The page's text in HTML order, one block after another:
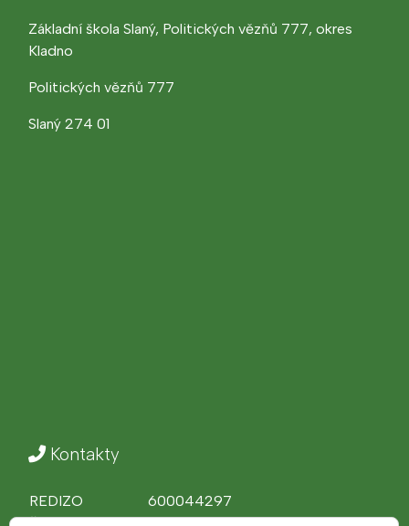
Základní škola Slaný, Politických vězňů 777, okres
Kladno
Politických vězňů 777
Slaný 274 01
Kontakty
REDIZO
600044297